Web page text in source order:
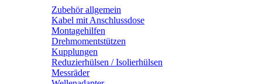
Zubehör allgemein
Kabel mit Anschlussdose
Montagehilfen
Drehmomentstützen
Kupplungen
Reduzierhülsen / Isolierhülsen
Messräder